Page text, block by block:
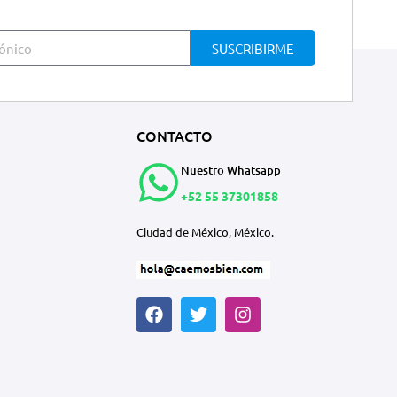
SUSCRIBIRME
CONTACTO
Nuestro Whatsapp
+52 55 37301858
Ciudad de México, México.